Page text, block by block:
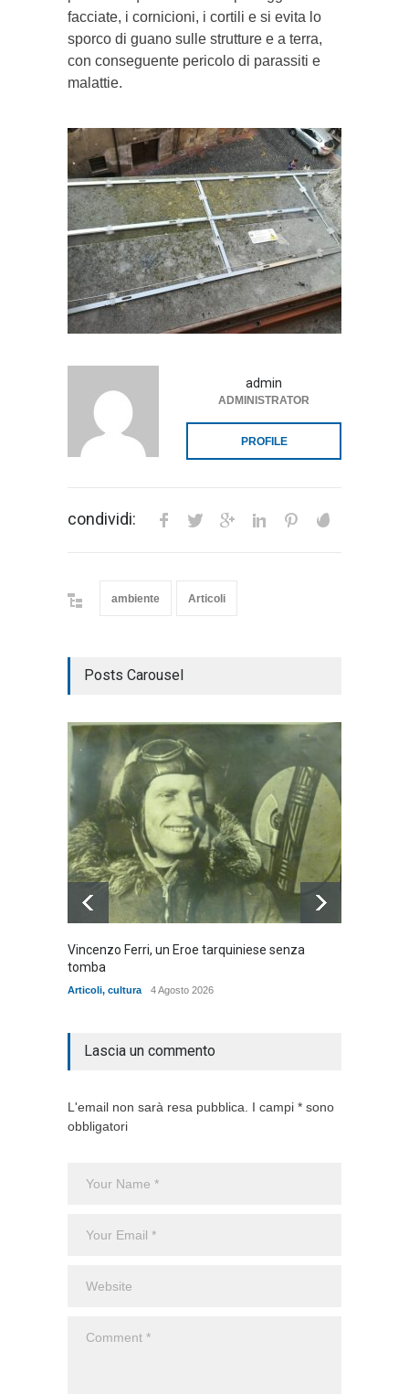
facciate, i cornicioni, i cortili e si evita lo
sporco di guano sulle strutture e a terra,
con conseguente pericolo di parassiti e
malattie.
admin
ADMINISTRATOR
PROFILE
condividi:
ambiente Articoli
Posts Carousel
Vincenzo Ferri, un Eroe tarquiniese senza
tomba
Articoli, cultura 4 Agosto 2026
Lascia un commento
L'email non sarà resa pubblica. I campi * sono
obbligatori